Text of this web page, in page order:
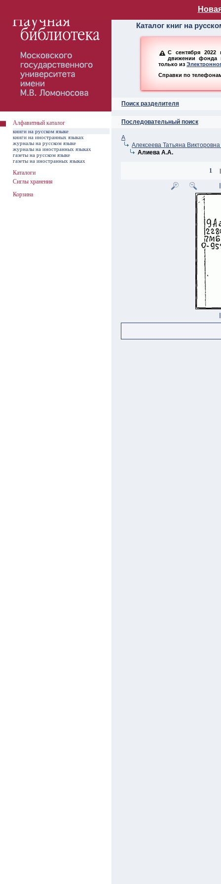
Алфавитный
Каталог книг на
С сентября 2022
движении фонда
только из
Справки по
Поиск разделителя
Последовательный поиск
А
Алексеева Татьяна
Алиева А.А.
1 |
Алфавитный каталог
книги на русском языке
книги на иностранных языках
журналы на русском языке
журналы на иностранных языках
газеты на русском языке
газеты на иностранных языках
Каталоги
Сиглы хранения
Корзина